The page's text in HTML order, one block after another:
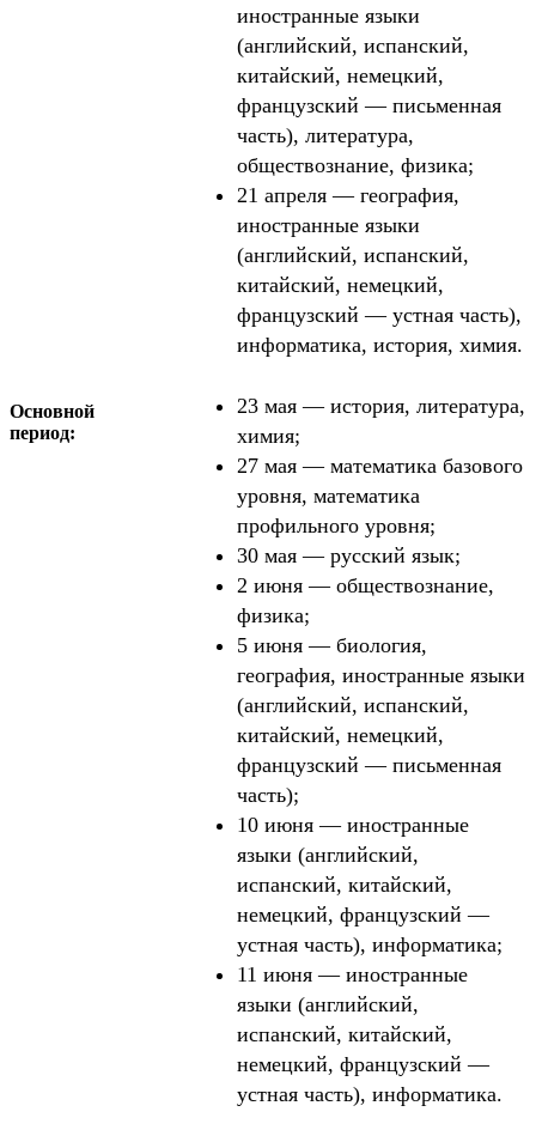
иностранные языки
(английский, испанский,
китайский, немецкий,
французский — письменная
часть), литература,
обществознание, физика;
21 апреля — география,
иностранные языки
(английский, испанский,
китайский, немецкий,
французский — устная часть),
информатика, история, химия.
Основной
период:
23 мая — история, литература,
химия;
27 мая — математика базового
уровня, математика
профильного уровня;
30 мая — русский язык;
2 июня — обществознание,
физика;
5 июня — биология,
география, иностранные языки
(английский, испанский,
китайский, немецкий,
французский — письменная
часть);
10 июня — иностранные
языки (английский,
испанский, китайский,
немецкий, французский —
устная часть), информатика;
11 июня — иностранные
языки (английский,
испанский, китайский,
немецкий, французский —
устная часть), информатика.